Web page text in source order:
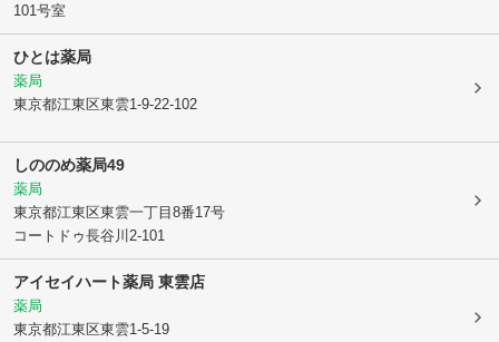
101号室
ひとは薬局
薬局
東京都江東区東雲1-9-22-102
しののめ薬局49
薬局
東京都江東区東雲一丁目8番17号
コートドゥ長谷川2-101
アイセイハート薬局 東雲店
薬局
東京都江東区東雲1-5-19